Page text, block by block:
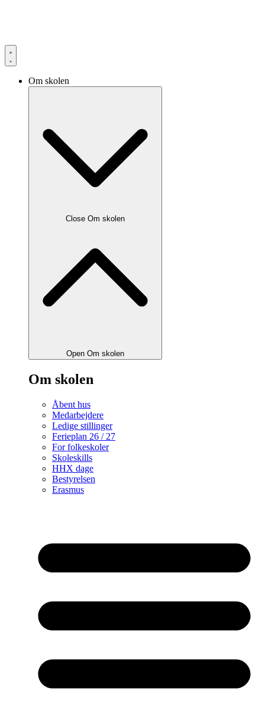
Om skolen
Close Om skolen
Open Om skolen
Om skolen
Åbent hus
Medarbejdere
Ledige stillinger
Ferieplan 26 / 27
For folkeskoler
Skoleskills
HHX dage
Bestyrelsen
Erasmus